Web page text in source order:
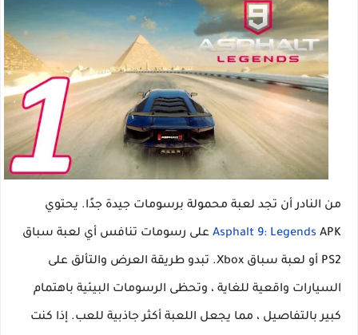
من النادر أن تجد لعبة محمولة برسومات جيدة جدًا. يحتوي
Asphalt 9: Legends APK على رسومات تنافس أي لعبة سباق
PS2 أو لعبة سباق Xbox. تبدو طريقة العرض والتألق على
السيارات واقعية للغاية ، وتحظى الرسومات البيئية باهتمام
كبير بالتفاصيل ، مما يجعل اللعبة أكثر جاذبية للعب. إذا كنت